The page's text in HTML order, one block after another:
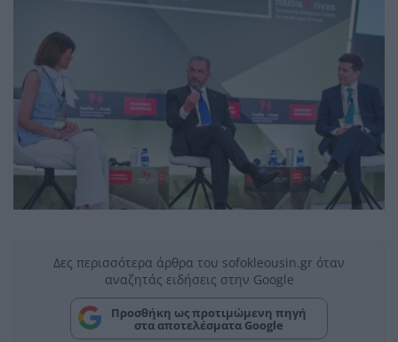
Δες περισσότερα άρθρα του sofokleousin.gr όταν
αναζητάς ειδήσεις στην Google
Προσθήκη ως προτιμώμενη πηγή
στα αποτελέσματα Google